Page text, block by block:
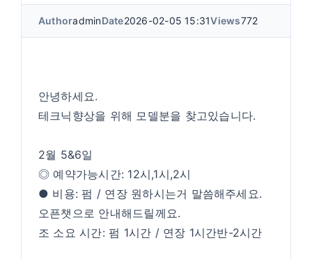
AuthoradminDate2026-02-05 15:31Views772
안녕하세요.
테크닉향상을 위해 모델분을 찾고있습니다.
2월 5&6일
◎ 예약가능시간: 12시,1시,2시
● 비용: 펌 / 연장 원하시는거 말씀해주세요.
오픈챗으로 안내해드릴께요.
조 소요 시간: 펌 1시간 / 연장 1시간반-2시간